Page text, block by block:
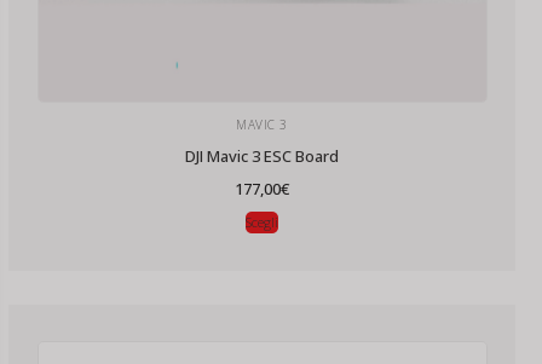
MAVIC 3
DJI Mavic 3 ESC Board
177,00€
Scegli